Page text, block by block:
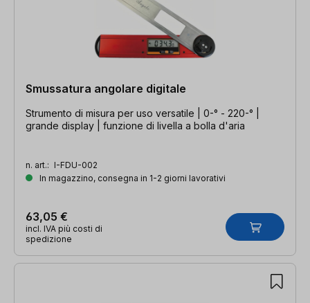
Smussatura angolare digitale
Strumento di misura per uso versatile | 0-° - 220-° |
grande display | funzione di livella a bolla d'aria
n. art.: I-FDU-002
In magazzino, consegna in 1-2 giorni lavorativi
63,05 €
incl. IVA più costi di
spedizione